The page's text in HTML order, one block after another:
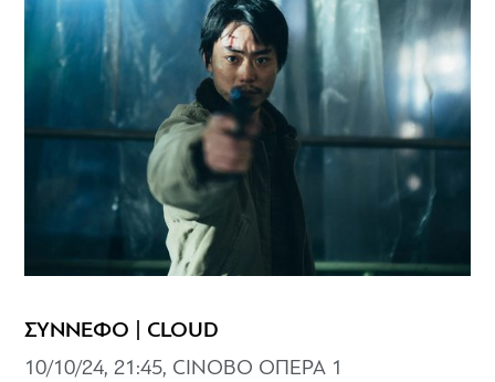
ΣΥΝΝΕΦΟ | CLOUD
10/10/24, 21:45, CINOBO ΟΠΕΡΑ 1